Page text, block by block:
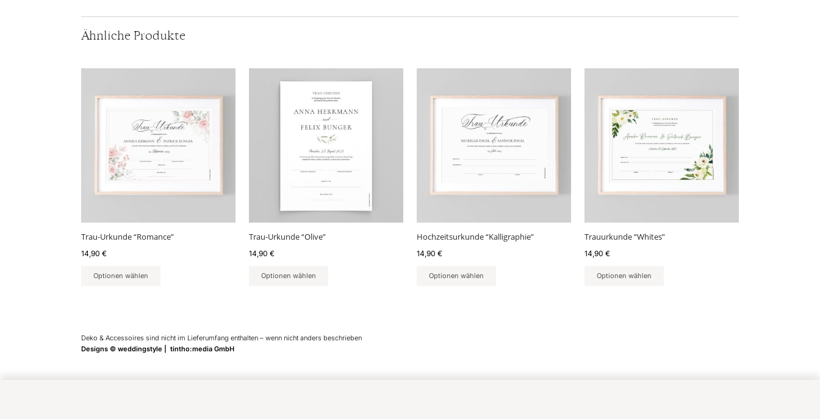
Ähnliche Produkte
Trau-Urkunde “Romance”
14,90 €
Optionen wählen
Trau-Urkunde “Olive”
14,90 €
Optionen wählen
Hochzeitsurkunde “Kalligraphie”
14,90 €
Optionen wählen
Trauurkunde “Whites”
14,90 €
Optionen wählen
Deko & Accessoires sind nicht im Lieferumfang enthalten – wenn nicht anders beschrieben
Designs © weddingstyle | tintho:media GmbH